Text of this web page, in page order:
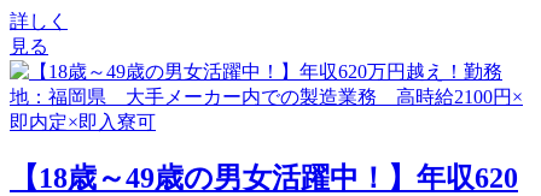
詳しく
見る
【18歳～49歳の男女活躍中！】年収620